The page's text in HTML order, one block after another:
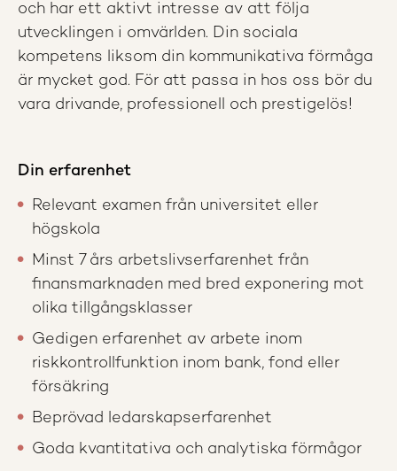
och har ett aktivt intresse av att följa
utvecklingen i omvärlden. Din sociala
kompetens liksom din kommunikativa förmåga
är mycket god. För att passa in hos oss bör du
vara drivande, professionell och prestigelös!
Din erfarenhet
Relevant examen från universitet eller
högskola
Minst 7 års arbetslivserfarenhet från
finansmarknaden med bred exponering mot
olika tillgångsklasser
Gedigen erfarenhet av arbete inom
riskkontrollfunktion inom bank, fond eller
försäkring
Beprövad ledarskapserfarenhet
Goda kvantitativa och analytiska förmågor